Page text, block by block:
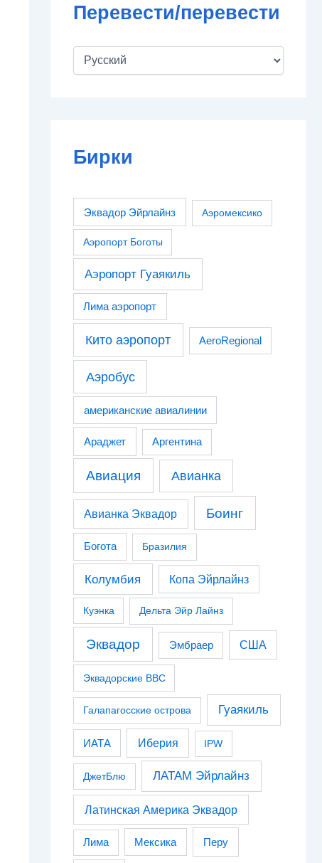
Перевести/перевести
Бирки
Эквадор Эйрлайнз Аэромексико
Аэропорт Боготы
Аэропорт Гуаякиль
Лима аэропорт
Кито аэропорт AeroRegional
Аэробус
американские авиалинии
Араджет Аргентина
Авиация Авианка
Авианка Эквадор Боинг
Богота Бразилия
Колумбия Копа Эйрлайнз
Куэнка Дельта Эйр Лайнз
Эквадор Эмбраер США
Эквадорские ВВС
Галапагосские острова Гуаякиль
ИАТА Иберия IPW
ДжетБлю ЛАТАМ Эйрлайнз
Латинская Америка Эквадор
Лима Мексика Перу